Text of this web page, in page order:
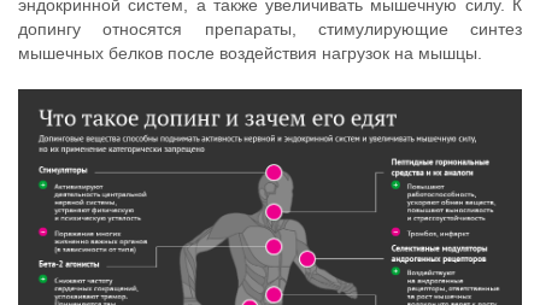
эндокринной систем, а также увеличивать мышечную силу. К
допингу относятся препараты, стимулирующие синтез
мышечных белков после воздействия нагрузок на мышцы.